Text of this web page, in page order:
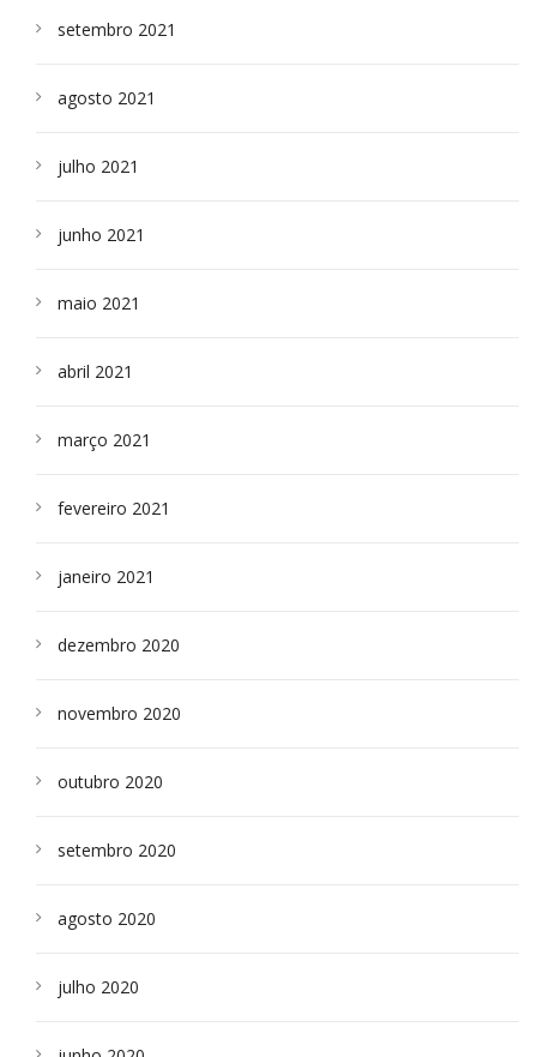
setembro 2021
agosto 2021
julho 2021
junho 2021
maio 2021
abril 2021
março 2021
fevereiro 2021
janeiro 2021
dezembro 2020
novembro 2020
outubro 2020
setembro 2020
agosto 2020
julho 2020